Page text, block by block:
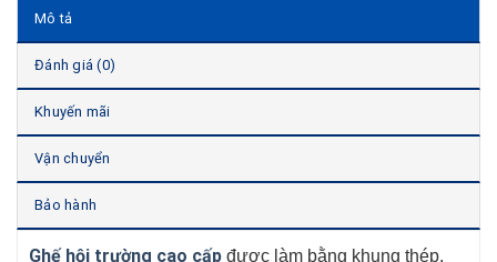
Mô tả
Đánh giá (0)
Khuyến mãi
Vận chuyển
Bảo hành
Ghế hội trường cao cấp được làm bằng khung thép,